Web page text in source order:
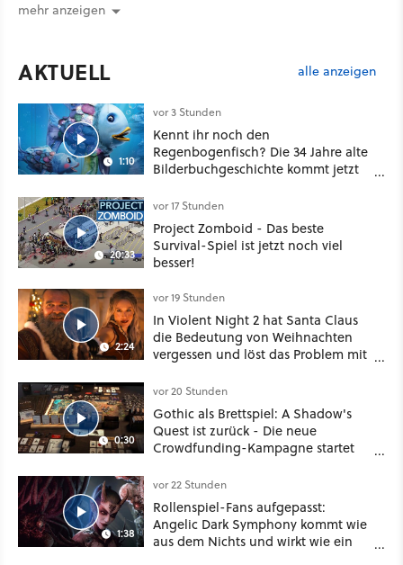
mehr anzeigen
AKTUELL alle anzeigen
1:10
vor 3 Stunden
Kennt ihr noch den
Regenbogenfisch? Die 34 Jahre alte
Bilderbuchgeschichte kommt jetzt
20:33
vor 17 Stunden
Project Zomboid - Das beste
Survival-Spiel ist jetzt noch viel
besser!
2:24
vor 19 Stunden
In Violent Night 2 hat Santa Claus
die Bedeutung von Weihnachten
vergessen und löst das Problem mit
0:30
vor 20 Stunden
Gothic als Brettspiel: A Shadow's
Quest ist zurück - Die neue
Crowdfunding-Kampagne startet
1:38
vor 22 Stunden
Rollenspiel-Fans aufgepasst:
Angelic Dark Symphony kommt wie
aus dem Nichts und wirkt wie ein